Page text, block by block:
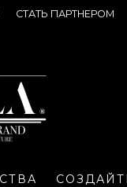
СТАТЬ ПАРТНЕРОМ